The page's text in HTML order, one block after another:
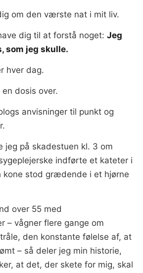
om den værste nat i mit liv.
dig til at forstå noget: Jeg
som jeg skulle.
hver dag.
dosis over.
anvisninger til punkt og
jeg på skadestuen kl. 3 om
indførte et kateter i
kone stod grædende i et hjørne
over 55 med
– vågner flere gange om
den konstante følelse af, at
– så deler jeg min historie,
at det, der skete for mig, skal